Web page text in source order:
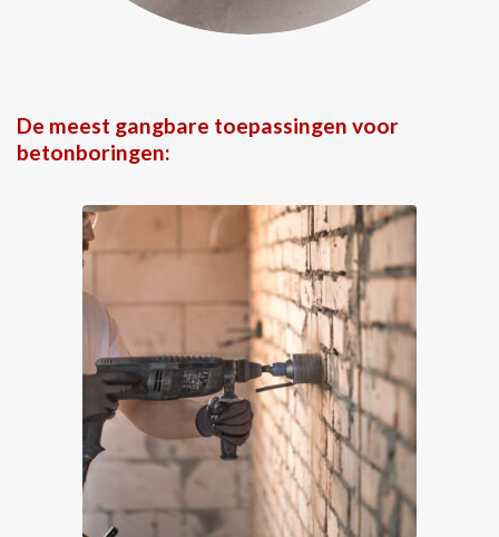
De meest gangbare toepassingen voor
betonboringen: